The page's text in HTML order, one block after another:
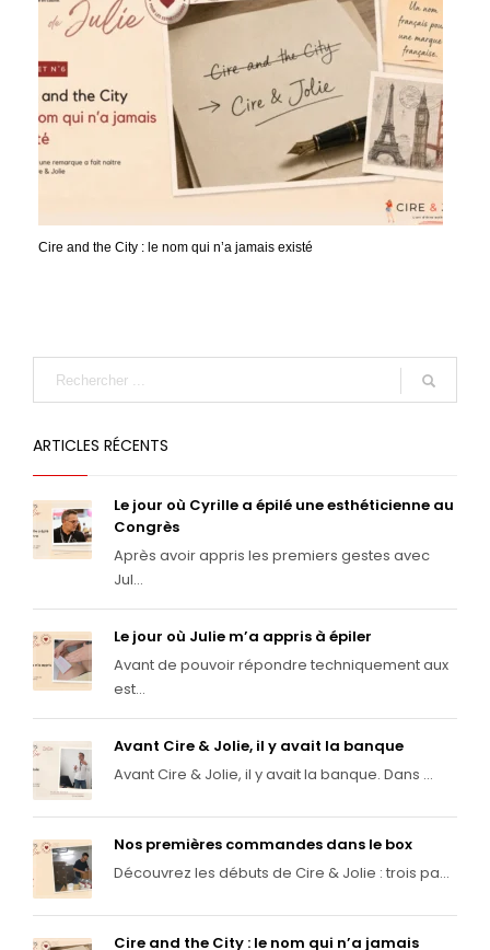
Cire and the City : le nom qui n’a jamais existé
ARTICLES RÉCENTS
Le jour où Cyrille a épilé une esthéticienne au
Congrès
Après avoir appris les premiers gestes avec
Jul...
Le jour où Julie m’a appris à épiler
Avant de pouvoir répondre techniquement aux
est...
Avant Cire & Jolie, il y avait la banque
Avant Cire & Jolie, il y avait la banque. Dans ...
Nos premières commandes dans le box
Découvrez les débuts de Cire & Jolie : trois pa...
Cire and the City : le nom qui n’a jamais